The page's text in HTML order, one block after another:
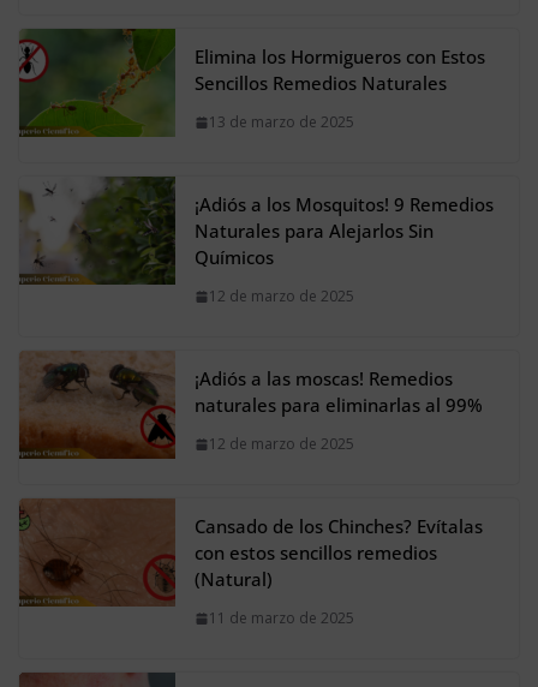
Elimina los Hormigueros con Estos
Sencillos Remedios Naturales
13 de marzo de 2025
¡Adiós a los Mosquitos! 9 Remedios
Naturales para Alejarlos Sin
Químicos
12 de marzo de 2025
¡Adiós a las moscas! Remedios
naturales para eliminarlas al 99%
12 de marzo de 2025
Cansado de los Chinches? Evítalas
con estos sencillos remedios
(Natural)
11 de marzo de 2025